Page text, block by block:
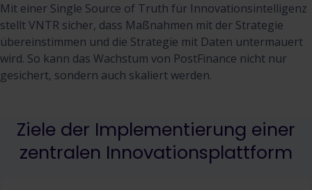
Mit einer Single Source of Truth für Innovationsintelligenz
stellt VNTR sicher, dass Maßnahmen mit der Strategie
übereinstimmen und die Strategie mit Daten untermauert
wird. So kann das Wachstum von PostFinance nicht nur
gesichert, sondern auch skaliert werden.
Ziele der Implementierung einer
zentralen Innovationsplattform